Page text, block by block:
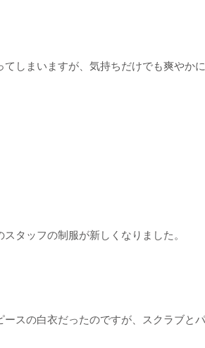
しまいますが、気持ちだけでも爽やかに
タッフの制服が新しくなりました。
スの白衣だったのですが、スクラブと